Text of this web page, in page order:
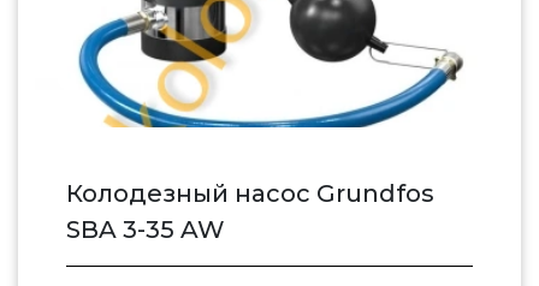
Колодезный насос Grundfos
SBA 3-35 AW